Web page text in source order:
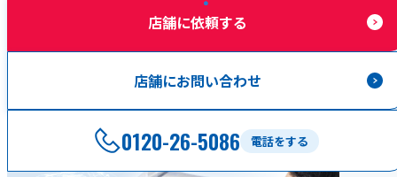
店舗に依頼する
店舗にお問い合わせ
電話をする
0120-26-5086